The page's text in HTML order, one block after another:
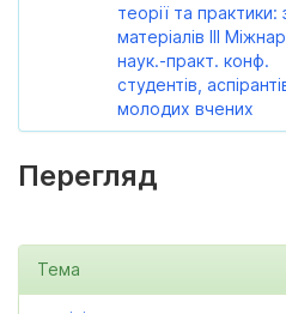
теорії та практики:
матеріалів ІІІ
наук.-практ. конф.
студентів,
молодих вчених
Перегляд
Тема